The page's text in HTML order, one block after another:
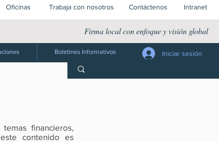
Boletines Informativos Iniciar sesión
Oficinas Trabaja con nosotros Contáctenos Intranet
Firma local con enfoque y visión global
financieros,
contenido es